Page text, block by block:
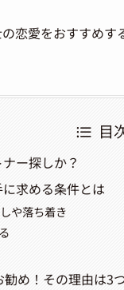
恋愛をおすすめす
目
ー探しか？
求める条件とは
や落ち着き
め！その理由は3